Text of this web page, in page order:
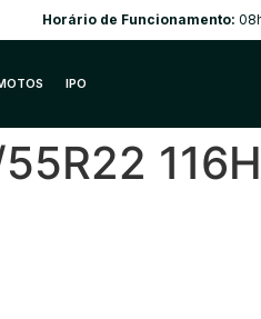
Horário de Funcionamento:
IPO